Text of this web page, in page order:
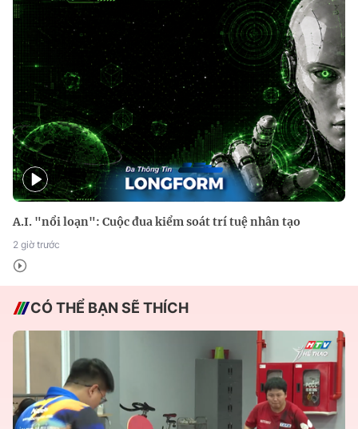
A.I. "nổi loạn": Cuộc đua kiểm soát trí tuệ nhân tạo
2 giờ trước
CÓ THỂ BẠN SẼ THÍCH